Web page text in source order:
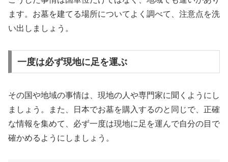
ます。お墓を建てる場所についてよく調べて、注意点を洗
い出しましょう。
一度は必ず現地に足を運ぶ
その国や地域の事情は、現地の人や専門家に聞くようにし
ましょう。また、日本でお墓を購入するのと同じで、正確
な情報を集めて、必ず一度は現地に足を運んで自分の目で
確かめるようにしましょう。